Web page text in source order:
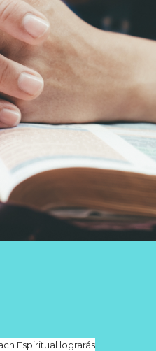
Espiritual lograrás